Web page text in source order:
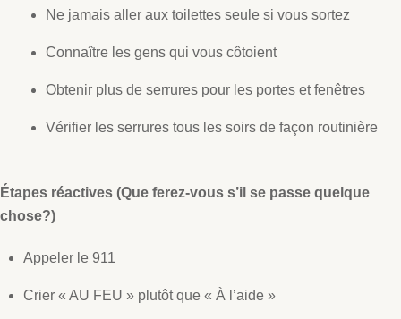
Ne jamais aller aux toilettes seule si vous sortez
Connaître les gens qui vous côtoient
Obtenir plus de serrures pour les portes et fenêtres
Vérifier les serrures tous les soirs de façon routinière
Étapes réactives (Que ferez-vous s’il se passe quelque
chose?)
Appeler le 911
Crier « AU FEU » plutôt que « À l’aide »